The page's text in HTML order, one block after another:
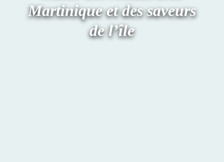
Martinique et des saveurs
de l’île